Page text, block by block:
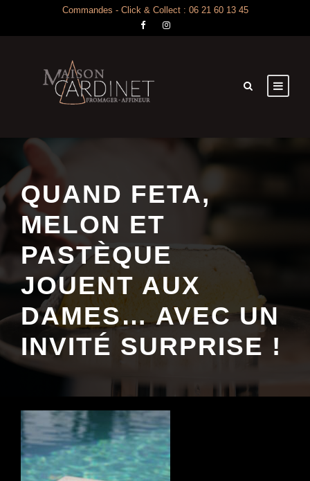
Commandes - Click & Collect : 06 21 60 13 45
QUAND FETA,
MELON ET
PASTÈQUE
JOUENT AUX
DAMES… AVEC UN
INVITÉ SURPRISE !